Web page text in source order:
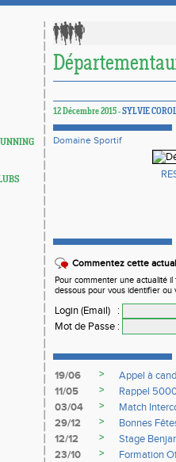
12 Décembre 2015 -SYLVIE
Domaine Sportif
Commentez cette
Pour commenter une actualité
dessous pour vous identifier ou
Login (Email)
:
Mot de Passe :
19/06 >
Appel à
11/05
>
Rappel
03/04
>
Match
29/12
>
Bonnes
12/12
>
Stage
23/10
>
Formation